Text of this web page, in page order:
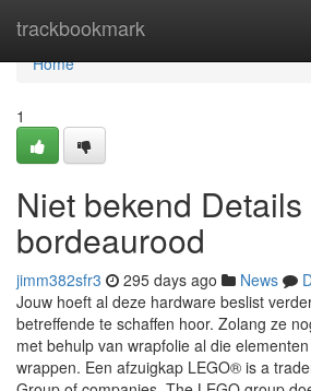
trackbookmark
Home
Home
1
Niet bekend
bordeaurood
jimm382sfr3 295 days ago News
Jouw hoeft al deze hardware beslist
betreffende te schaffen hoor. Zolang ze
met behulp van wrapfolie al die
wrappen. Een afzuigkap LEGO® is a